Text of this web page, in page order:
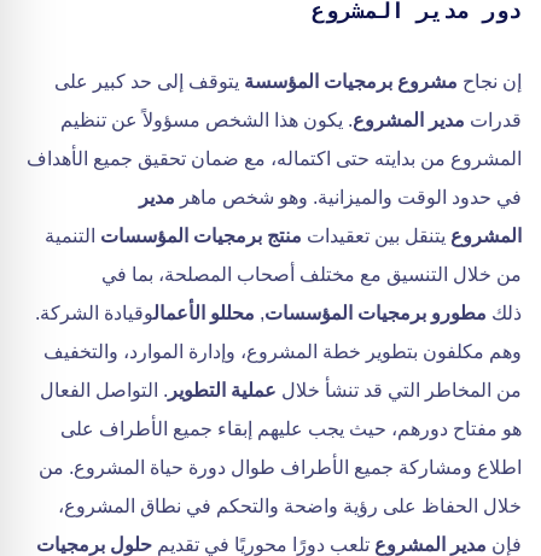
دور مدير المشروع
إن نجاح مشروع برمجيات المؤسسة يتوقف إلى حد كبير على
قدرات مدير المشروع. يكون هذا الشخص مسؤولاً عن تنظيم
المشروع من بدايته حتى اكتماله، مع ضمان تحقيق جميع الأهداف
في حدود الوقت والميزانية. وهو شخص ماهر مدير
المشروع يتنقل بين تعقيدات منتج برمجيات المؤسسات التنمية
من خلال التنسيق مع مختلف أصحاب المصلحة، بما في
ذلك مطورو برمجيات المؤسسات, محللو الأعمالوقيادة الشركة.
وهم مكلفون بتطوير خطة المشروع، وإدارة الموارد، والتخفيف
من المخاطر التي قد تنشأ خلال عملية التطوير . التواصل الفعال
هو مفتاح دورهم، حيث يجب عليهم إبقاء جميع الأطراف على
اطلاع ومشاركة جميع الأطراف طوال دورة حياة المشروع. من
خلال الحفاظ على رؤية واضحة والتحكم في نطاق المشروع،
فإن مدير المشروع تلعب دورًا محوريًا في تقديم حلول برمجيات